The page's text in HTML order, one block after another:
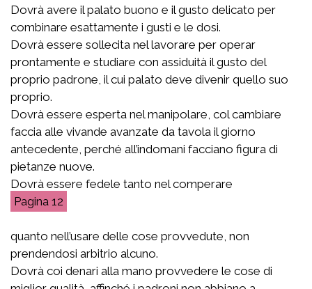
Dovrà avere il palato buono e il gusto delicato per
combinare esattamente i gusti e le dosi.
Dovrà essere sollecita nel lavorare per operar
prontamente e studiare con assiduità il gusto del
proprio padrone, il cui palato deve divenir quello suo
proprio.
Dovrà essere esperta nel manipolare, col cambiare
faccia alle vivande avanzate da tavola il giorno
antecedente, perché all’indomani facciano figura di
pietanze nuove.
Dovrà essere fedele tanto nel comperare
12
quanto nell’usare delle cose provvedute, non
prendendosi arbitrio alcuno.
Dovrà coi denari alla mano provvedere le cose di